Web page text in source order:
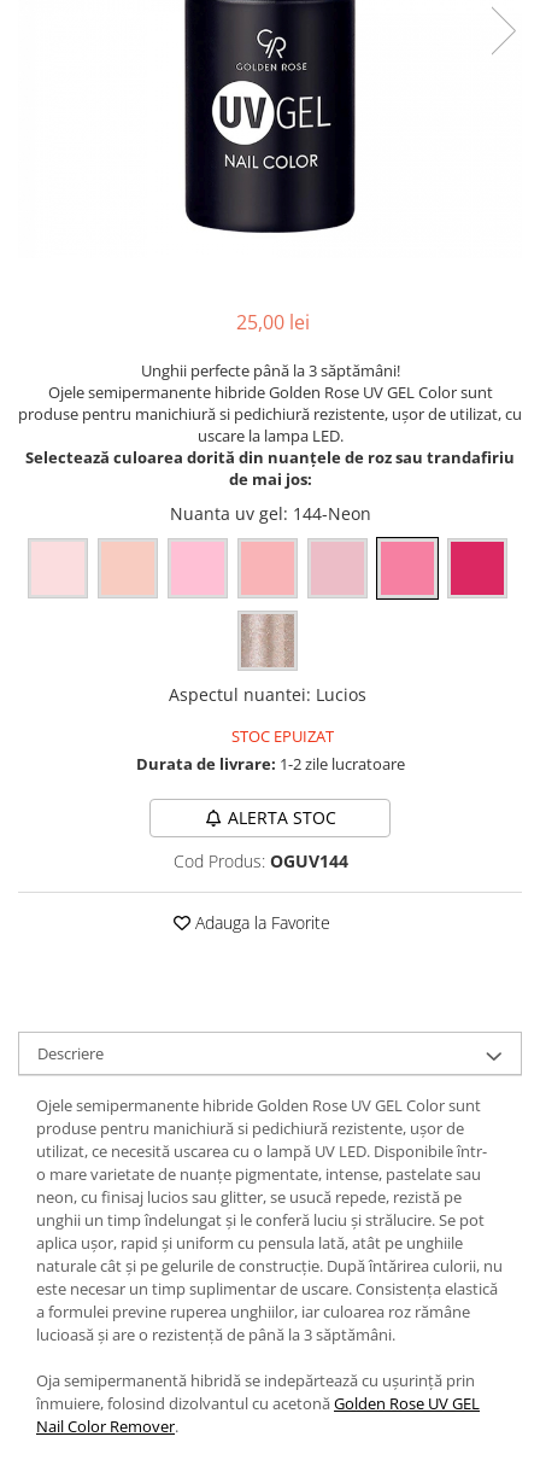
25,00 lei
Unghii perfecte până la 3 săptămâni!
Ojele semipermanente hibride Golden Rose UV GEL Color sunt
produse pentru manichiură si pedichiură rezistente, ușor de utilizat, cu
uscare la lampa LED.
Selectează culoarea dorită din nuanțele de roz sau trandafiriu
de mai jos:
Nuanta uv gel: 144-Neon
Aspectul nuantei: Lucios
STOC EPUIZAT
Durata de livrare: 1-2 zile lucratoare
ALERTA STOC
Cod Produs: OGUV144
Adauga la Favorite
Descriere
Ojele semipermanente hibride Golden Rose UV GEL Color sunt
produse pentru manichiură si pedichiură rezistente, ușor de
utilizat, ce necesită uscarea cu o lampă UV LED. Disponibile într-
o mare varietate de nuanțe pigmentate, intense, pastelate sau
neon, cu finisaj lucios sau glitter, se usucă repede, rezistă pe
unghii un timp îndelungat și le conferă luciu și strălucire. Se pot
aplica ușor, rapid și uniform cu pensula lată, atât pe unghiile
naturale cât și pe gelurile de construcție. După întărirea culorii, nu
este necesar un timp suplimentar de uscare. Consistența elastică
a formulei previne ruperea unghiilor, iar culoarea roz rămâne
lucioasă și are o rezistență de până la 3 săptămâni.
Oja semipermanentă hibridă se indepărtează cu ușurință prin
înmuiere, folosind dizolvantul cu acetonăGolden Rose UV GEL
Nail Color Remover.